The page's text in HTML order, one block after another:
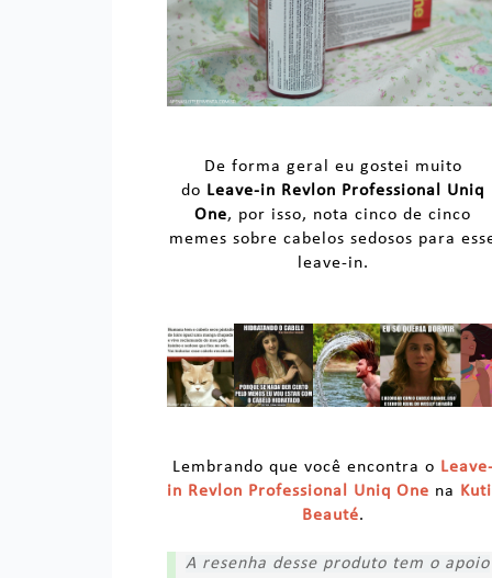
De forma geral eu gostei muito
do Leave-in Revlon Professional Uniq
One, por isso, nota cinco de cinco
memes sobre cabelos sedosos para
leave-in.
Lembrando que você encontra o
in Revlon Professional Uniq One na
Beauté.
A resenha desse produto tem o apoio